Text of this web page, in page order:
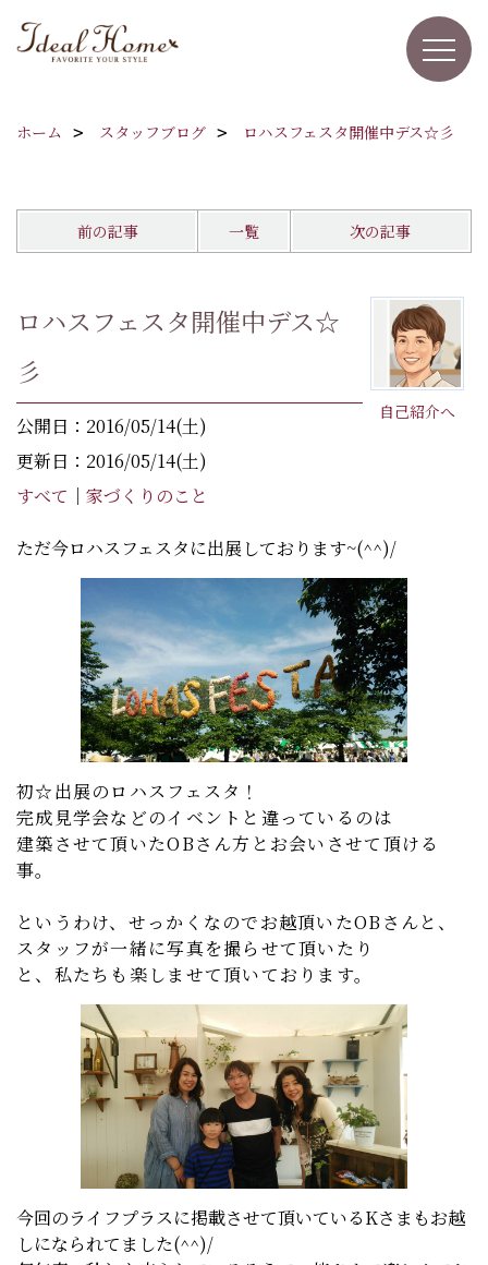
ホーム スタッフブログ ロハスフェスタ開催中デス☆彡
前の記事 一覧 次の記事
自己紹介へ
ロハスフェスタ開催中デス☆
彡
公開日：2016/05/14(土)
更新日：2016/05/14(土)
すべて ｜ 家づくりのこと
ただ今ロハスフェスタに出展しております~(^^)/
初☆出展のロハスフェスタ！
完成見学会などのイベントと違っているのは
建築させて頂いたOBさん方とお会いさせて頂ける
事。
というわけ、せっかくなのでお越頂いたOBさんと、
スタッフが一緒に写真を撮らせて頂いたり
と、私たちも楽しませて頂いております。
今回のライフプラスに掲載させて頂いているKさまもお越
しになられてました(^^)/